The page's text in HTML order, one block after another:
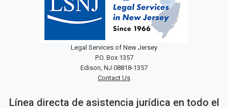
Legal Services of New Jersey
P.O. Box 1357
Edison, NJ 08818-1357
Contact Us
Línea directa de asistencia jurídica en todo el